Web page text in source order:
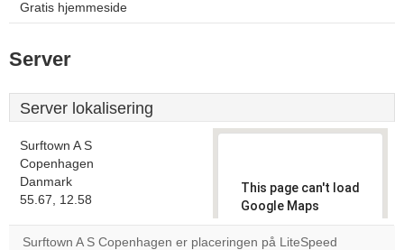
Gratis hjemmeside
Server
Server lokalisering
Surftown A S
Copenhagen
Danmark
55.67, 12.58
This page can't load
Google Maps
correctly.
Surftown A S Copenhagen er placeringen på LiteSpeed